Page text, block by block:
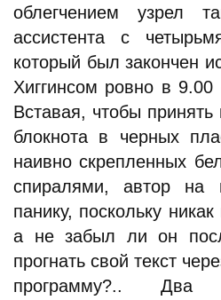
облегчением узрел
ассистента с
который был закончен
Хиггинсом ровно в 9.00
Вставая, чтобы принять
блокнота в черных
наивно скрепленных
спиралями, автор на
панику, поскольку
а не забыл ли он
прогнать свой текст
программу?.. Два